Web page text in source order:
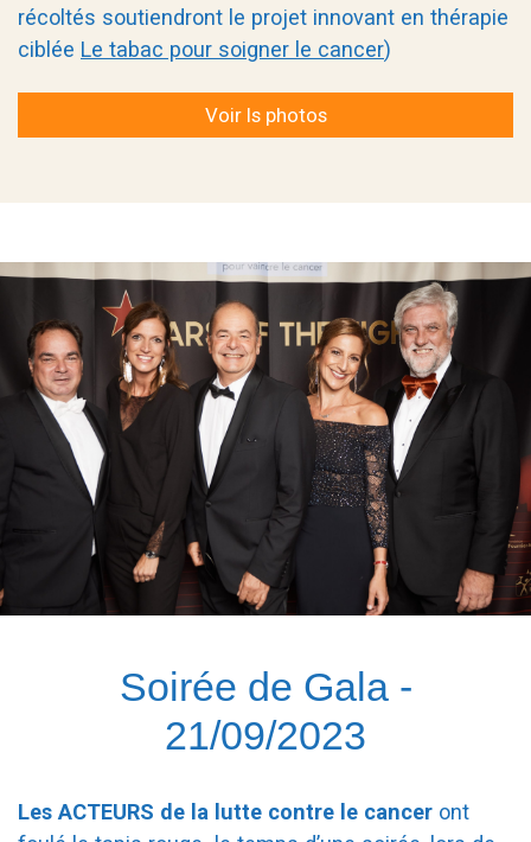
récoltés soutiendront le projet innovant en thérapie
ciblée Le tabac pour soigner le cancer)
Voir ls photos
Soirée de Gala -
21/09/2023
Les ACTEURS de la lutte contre le cancer ont